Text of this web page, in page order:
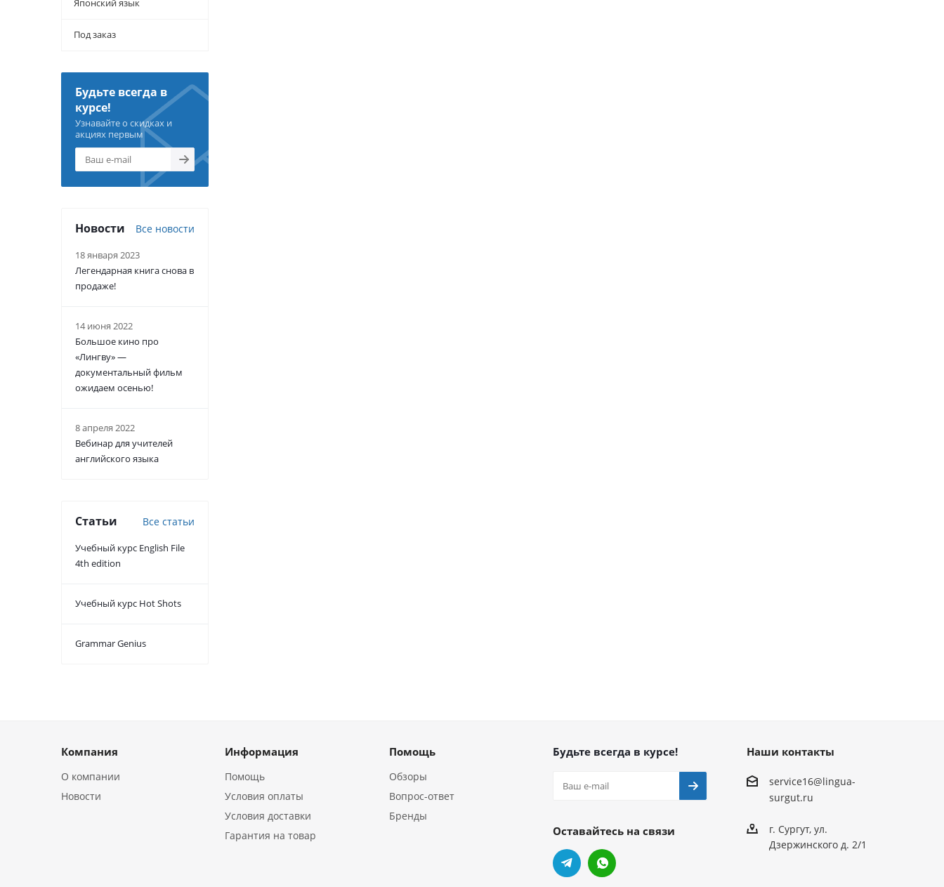
Японский язык
Под заказ
Будьте всегда в
курсе!
Узнавайте о скидках и
акциях первым
Новости Все новости
18 января 2023
Легендарная книга снова в
продаже!
14 июня 2022
Большое кино про
«Лингву» —
документальный фильм
ожидаем осенью!
8 апреля 2022
Вебинар для учителей
английского языка
Статьи Все статьи
Учебный курс English File
4th edition
Учебный курс Hot Shots
Grammar Genius
Компания
О компании
Новости
Информация
Помощь
Условия оплаты
Условия доставки
Гарантия на товар
Помощь
Обзоры
Вопрос-ответ
Бренды
Будьте всегда в курсе!
Оставайтесь на связи
Наши контакты
service16@lingua-
surgut.ru
г. Сургут,ул.
Дзержинского д. 2/1